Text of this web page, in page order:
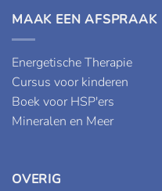
MAAK EEN AFSPRAAK
Energetische Therapie
Cursus voor kinderen
Boek voor HSP'ers
Mineralen en Meer
OVERIG